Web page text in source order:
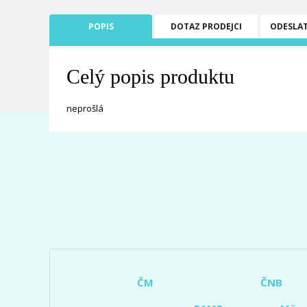
POPIS DOTAZ PRODEJCI
Celý popis produktu
neprošlá
ČM
ČNB